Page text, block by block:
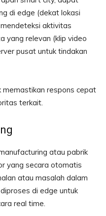
di edge (dekat lokasi
aktivitas
yang relevan (klip video
pusat untuk tindakan
memastikan respons cepat
terkait.
atau pabrik
yang secara otomatis
atau masalah dalam
di edge untuk
real time.